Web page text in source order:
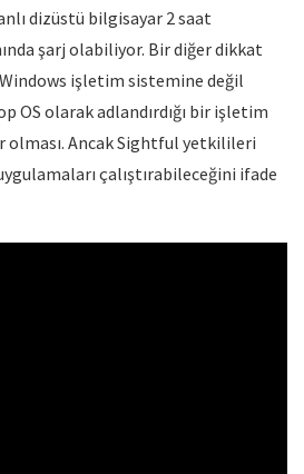
dizüstü bilgisayar 2 saat
şarj olabiliyor. Bir diğer dikkat
işletim sistemine değil
OS olarak adlandırdığı bir işletim
olması. Ancak Sightful yetkilileri
çalıştırabileceğini ifade